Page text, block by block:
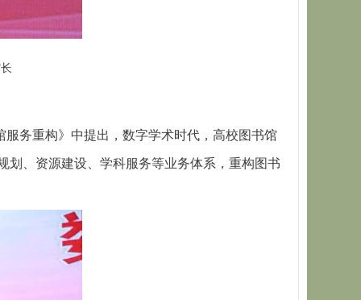
务重构》中提出，数字学术时代，高校图书馆
划、资源建设、学科服务等业务体系，重构图书